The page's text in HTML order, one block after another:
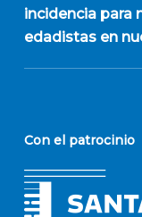
incidencia para
edadistas en
Con el patrocinio